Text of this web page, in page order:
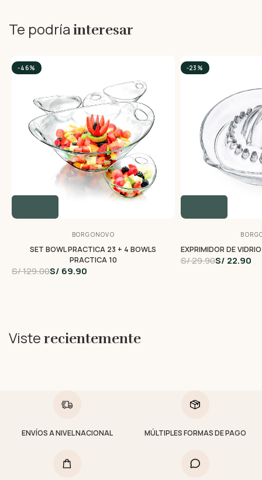
Te podría interesar
-46%
BORGONOVO
SET BOWL PRACTICA 23 + 4 BOWLS
PRACTICA 10
S/ 129.00S/ 69.90
-23%
EXPRIMIDOR DE VIDRIO
S/ 29.90S/ 22.90
Viste recientemente
ENVÍOS A NIVEL NACIONAL MÚLTIPLES FORMAS DE PAGO